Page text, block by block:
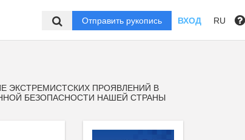
Отправить рукопись ВХОД RU
ЭКСТРЕМИСТСКИХ ПРОЯВЛЕНИЙ В
БЕЗОПАСНОСТИ НАШЕЙ СТРАНЫ